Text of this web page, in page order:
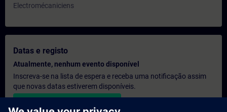
Electromécaniciens
Datas e registo
Atualmente, nenhum evento disponível
Inscreva-se na lista de espera e receba uma notificação assim
que novas datas estiverem disponíveis.